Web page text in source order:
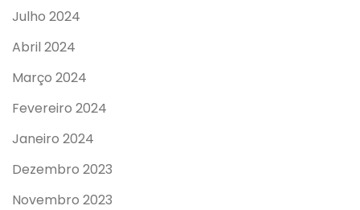
Julho 2024
Abril 2024
Março 2024
Fevereiro 2024
Janeiro 2024
Dezembro 2023
Novembro 2023